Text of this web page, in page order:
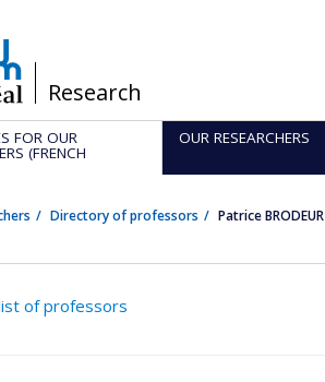
/Research
FOR OUR
(FRENCH
OUR RESEARCHERS
Directory of professors Patrice BRODEUR
of professors